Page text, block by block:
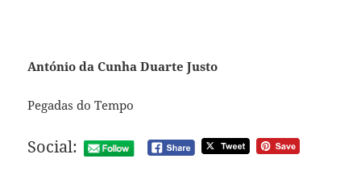
António da Cunha Duarte Justo
Pegadas do Tempo
Social: